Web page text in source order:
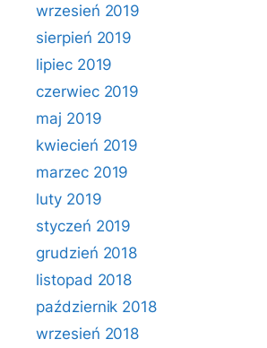
wrzesień 2019
sierpień 2019
lipiec 2019
czerwiec 2019
maj 2019
kwiecień 2019
marzec 2019
luty 2019
styczeń 2019
grudzień 2018
listopad 2018
październik 2018
wrzesień 2018